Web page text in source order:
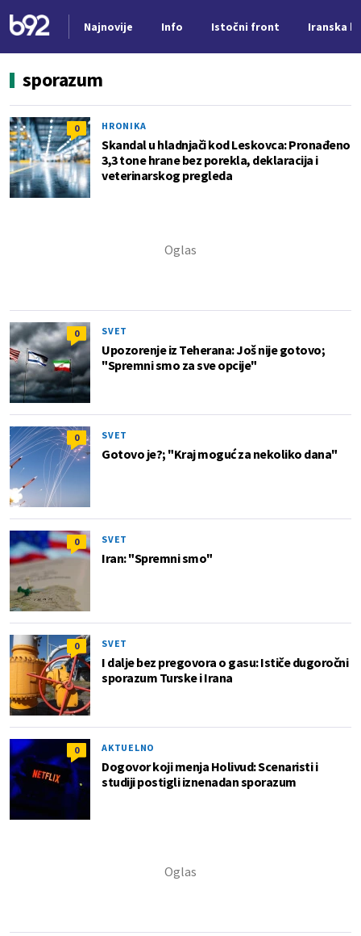
Najnovije Info Istočni front Iranska
sporazum
0 HRONIKA
Skandal u hladnjači kod Leskovca: Pronađeno
3,3 tone hrane bez porekla, deklaracija i
veterinarskog pregleda
0 SVET
Upozorenje iz Teherana: Još nije gotovo;
"Spremni smo za sve opcije"
0 SVET
Gotovo je?; "Kraj moguć za nekoliko dana"
0 SVET
Iran: "Spremni smo"
0 SVET
I dalje bez pregovora o gasu: Ističe dugoročni
sporazum Turske i Irana
0 AKTUELNO
Dogovor koji menja Holivud: Scenaristi i
studiji postigli iznenadan sporazum